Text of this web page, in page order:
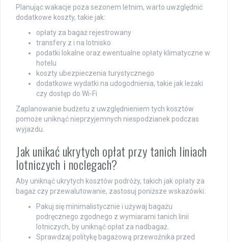
Planując wakacje poza sezonem letnim, warto uwzględnić
dodatkowe koszty, takie jak:
opłaty za bagaż rejestrowany
transfery z i na lotnisko
podatki lokalne oraz ewentualne opłaty klimatyczne w
hotelu
koszty ubezpieczenia turystycznego
dodatkowe wydatki na udogodnienia, takie jak leżaki
czy dostęp do Wi-Fi
Zaplanowanie budżetu z uwzględnieniem tych kosztów
pomoże uniknąć nieprzyjemnych niespodzianek podczas
wyjazdu.
Jak unikać ukrytych opłat przy tanich liniach
lotniczych i noclegach?
Aby uniknąć ukrytych kosztów podróży, takich jak opłaty za
bagaż czy przewalutowanie, zastosuj poniższe wskazówki:
Pakuj się minimalistycznie i używaj bagażu
podręcznego zgodnego z wymiarami tanich linii
lotniczych, by uniknąć opłat za nadbagaż.
Sprawdzaj politykę bagażową przewoźnika przed